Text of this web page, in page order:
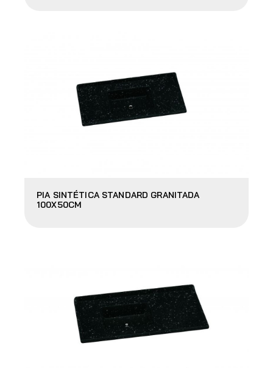
PIA SINTÉTICA STANDARD GRANITADA
100X50CM